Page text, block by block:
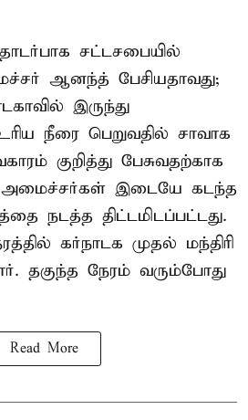
சட்டசபையில்
ஆனந்த் பேசியதாவது;
இருந்து
நீரை பெறுவதில் சாவாக
குறித்து பேசுவதற்காக
அமைச்சர்கள் இடையே கடந்த
நடத்த திட்டமிடப்பட்டது.
கர்நாடக முதல் மந்திரி
தகுந்த நேரம் வரும்போது
Read More